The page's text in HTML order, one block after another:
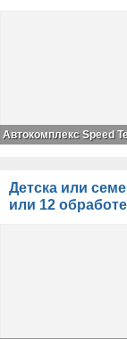
Автокомплекс Speed
Детска или
или 12